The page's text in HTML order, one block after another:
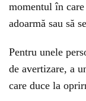
momentul în care
adoarmă sau să
Pentru unele
de avertizare, a
care duce la